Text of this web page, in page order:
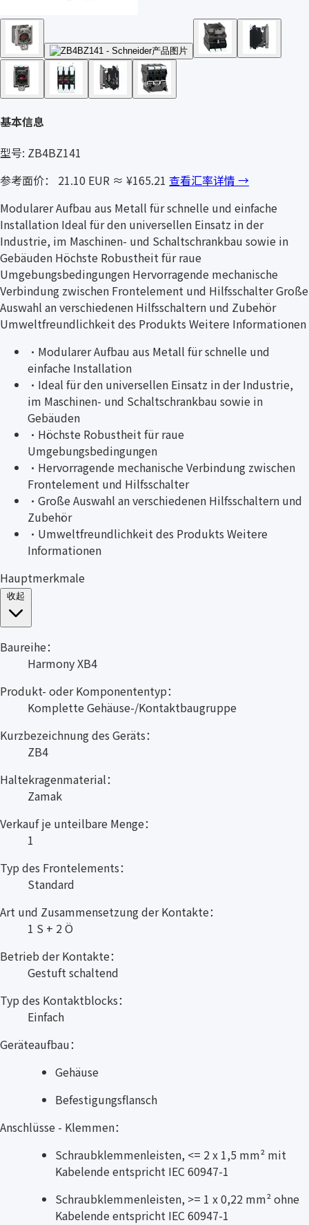
基本信息
型号: ZB4BZ141
参考面价： 21.10 EUR ≈ ¥165.21 查看汇率详情 →
Modularer Aufbau aus Metall für schnelle und einfache
Installation Ideal für den universellen Einsatz in der
Industrie, im Maschinen- und Schaltschrankbau sowie in
Gebäuden Höchste Robustheit für raue
Umgebungsbedingungen Hervorragende mechanische
Verbindung zwischen Frontelement und Hilfsschalter Große
Auswahl an verschiedenen Hilfsschaltern und Zubehör
Umweltfreundlichkeit des Produkts Weitere Informationen
· Modularer Aufbau aus Metall für schnelle und
einfache Installation
· Ideal für den universellen Einsatz in der Industrie,
im Maschinen- und Schaltschrankbau sowie in
Gebäuden
· Höchste Robustheit für raue
Umgebungsbedingungen
· Hervorragende mechanische Verbindung zwischen
Frontelement und Hilfsschalter
· Große Auswahl an verschiedenen Hilfsschaltern und
Zubehör
· Umweltfreundlichkeit des Produkts Weitere
Informationen
Hauptmerkmale
Baureihe：
Harmony XB4
Produkt- oder Komponententyp：
Komplette Gehäuse-/Kontaktbaugruppe
Kurzbezeichnung des Geräts：
ZB4
Haltekragenmaterial：
Zamak
Verkauf je unteilbare Menge：
1
Typ des Frontelements：
Standard
Art und Zusammensetzung der Kontakte：
1 S + 2 Ö
Betrieb der Kontakte：
Gestuft schaltend
Typ des Kontaktblocks：
Einfach
Geräteaufbau：
Gehäuse
Befestigungsflansch
Anschlüsse - Klemmen：
Schraubklemmenleisten, <= 2 x 1,5 mm² mit
Kabelende entspricht IEC 60947-1
Schraubklemmenleisten, >= 1 x 0,22 mm² ohne
Kabelende entspricht IEC 60947-1